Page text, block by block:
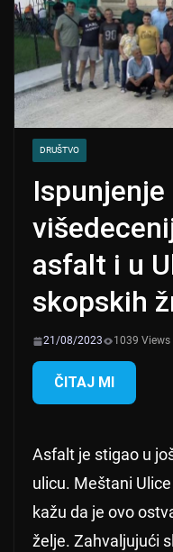
DRUŠTVO
Ispunjenje
asfalt i u
skopskih
21/08/2023 1039 Views
ČITAJ MI
Asfalt je stigao u
ulicu. Meštani
kažu da je ovo
želje. Zahvaljujući